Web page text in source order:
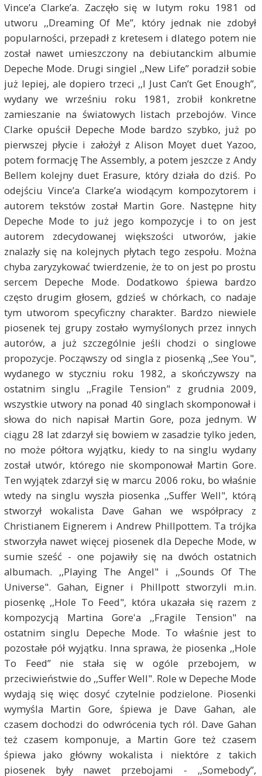
Vince’a Clarke’a. Zaczęło się w lutym roku 1981 od
utworu ,,Dreaming Of Me”, który jednak nie zdobył
popularności, przepadł z kretesem i dlatego potem nie
został nawet umieszczony na debiutanckim albumie
Depeche Mode. Drugi singiel ,,New Life” poradził sobie
już lepiej, ale dopiero trzeci ,,I Just Can’t Get Enough”,
wydany we wrześniu roku 1981, zrobił konkretne
zamieszanie na światowych listach przebojów. Vince
Clarke opuścił Depeche Mode bardzo szybko, już po
pierwszej płycie i założył z Alison Moyet duet Yazoo,
potem formację The Assembly, a potem jeszcze z Andy
Bellem kolejny duet Erasure, który działa do dziś. Po
odejściu Vince’a Clarke’a wiodącym kompozytorem i
autorem tekstów został Martin Gore. Następne hity
Depeche Mode to już jego kompozycje i to on jest
autorem zdecydowanej większości utworów, jakie
znalazły się na kolejnych płytach tego zespołu. Można
chyba zaryzykować twierdzenie, że to on jest po prostu
sercem Depeche Mode. Dodatkowo śpiewa bardzo
często drugim głosem, gdzieś w chórkach, co nadaje
tym utworom specyficzny charakter. Bardzo niewiele
piosenek tej grupy zostało wymyślonych przez innych
autorów, a już szczególnie jeśli chodzi o singlowe
propozycje. Począwszy od singla z piosenką ,,See You",
wydanego w styczniu roku 1982, a skończywszy na
ostatnim singlu ,,Fragile Tension" z grudnia 2009,
wszystkie utwory na ponad 40 singlach skomponował i
słowa do nich napisał Martin Gore, poza jednym. W
ciągu 28 lat zdarzył się bowiem w zasadzie tylko jeden,
no może półtora wyjątku, kiedy to na singlu wydany
został utwór, którego nie skomponował Martin Gore.
Ten wyjątek zdarzył się w marcu 2006 roku, bo właśnie
wtedy na singlu wyszła piosenka ,,Suffer Well", którą
stworzył wokalista Dave Gahan we współpracy z
Christianem Eignerem i Andrew Phillpottem. Ta trójka
stworzyła nawet więcej piosenek dla Depeche Mode, w
sumie sześć - one pojawiły się na dwóch ostatnich
albumach. ,,Playing The Angel" i ,,Sounds Of The
Universe". Gahan, Eigner i Phillpott stworzyli m.in.
piosenkę ,,Hole To Feed", która ukazała się razem z
kompozycją Martina Gore'a ,,Fragile Tension" na
ostatnim singlu Depeche Mode. To właśnie jest to
pozostałe pół wyjątku. Inna sprawa, że piosenka ,,Hole
To Feed” nie stała się w ogóle przebojem, w
przeciwieństwie do ,,Suffer Well". Role w Depeche Mode
wydają się więc dosyć czytelnie podzielone. Piosenki
wymyśla Martin Gore, śpiewa je Dave Gahan, ale
czasem dochodzi do odwrócenia tych ról. Dave Gahan
też czasem komponuje, a Martin Gore też czasem
śpiewa jako główny wokalista i niektóre z takich
piosenek były nawet przebojami - ,,Somebody”,